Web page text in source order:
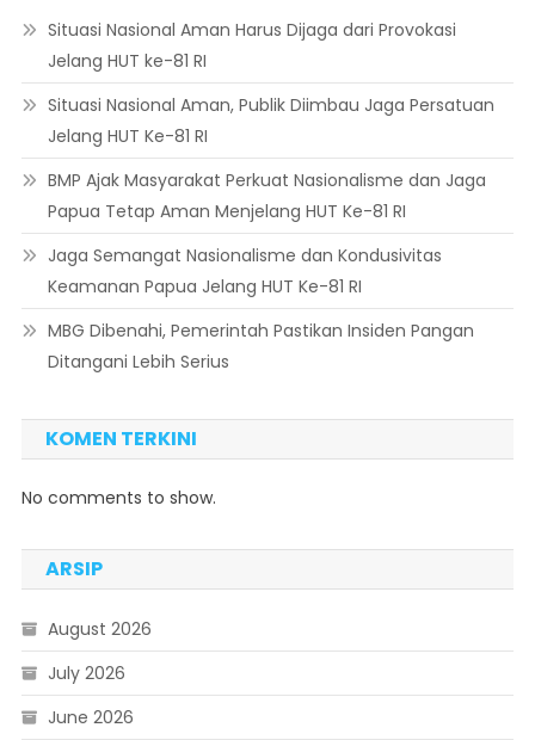
Situasi Nasional Aman Harus Dijaga dari Provokasi
Jelang HUT ke-81 RI
Situasi Nasional Aman, Publik Diimbau Jaga Persatuan
Jelang HUT Ke-81 RI
BMP Ajak Masyarakat Perkuat Nasionalisme dan Jaga
Papua Tetap Aman Menjelang HUT Ke-81 RI
Jaga Semangat Nasionalisme dan Kondusivitas
Keamanan Papua Jelang HUT Ke-81 RI
MBG Dibenahi, Pemerintah Pastikan Insiden Pangan
Ditangani Lebih Serius
KOMEN TERKINI
No comments to show.
ARSIP
August 2026
July 2026
June 2026